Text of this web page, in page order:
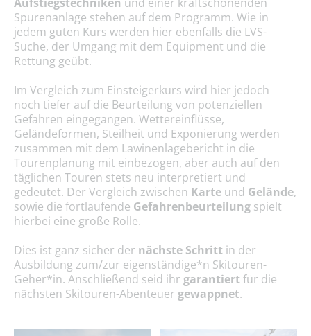
Spurenanlage stehen auf dem Programm. Wie in
jedem guten Kurs werden hier ebenfalls die LVS-
Suche, der Umgang mit dem Equipment und die
Rettung geübt.
Im Vergleich zum Einsteigerkurs wird hier jedoch
noch tiefer auf die Beurteilung von potenziellen
Gefahren eingegangen. Wettereinflüsse,
Geländeformen, Steilheit und Exponierung werden
zusammen mit dem Lawinenlagebericht in die
Tourenplanung mit einbezogen, aber auch auf den
täglichen Touren stets neu interpretiert und
gedeutet. Der Vergleich zwischen Karte und Gelände,
sowie die fortlaufende Gefahrenbeurteilung spielt
hierbei eine große Rolle.
Dies ist ganz sicher der nächste Schritt in der
Ausbildung zum/zur eigenständige*n Skitouren-
Geher*in. Anschließend seid ihr garantiertfür die
nächsten Skitouren-Abenteuer gewappnet.